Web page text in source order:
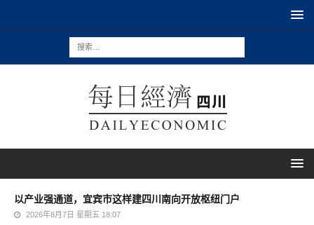
以产业强通道，宜宾市这样建四川南向开放枢纽门户
2026年8月7日 星期五 18:07